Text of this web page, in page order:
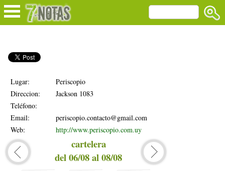
Lugar:
Periscopio
Direccion:
Jackson 1083
Teléfono:
Email:
periscopio.contacto@gmail.com
Web:
http://www.periscopio.com.uy
cartelera
del 06/08 al 08/08